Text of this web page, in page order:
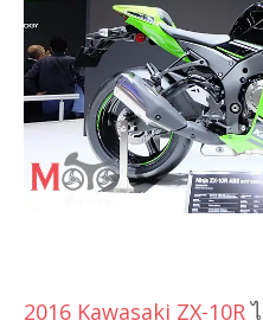
2016 Kawasaki ZX-10R